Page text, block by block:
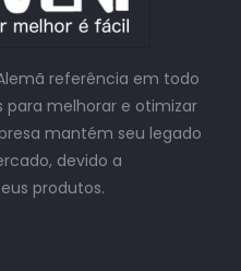
referência em todo
para melhorar e otimizar
mantém seu legado
devido a
produtos.